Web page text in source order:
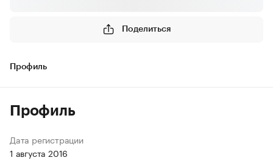
Поделиться
Профиль
Профиль
Дата регистрации
1 августа 2016